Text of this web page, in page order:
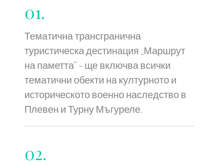
01.
Тематична трансгранична
туристическа дестинация „Маршрут
на паметта“ - ще включва всички
тематични обекти на културното и
историческото военно наследство в
Плевен и Турну Мъгуреле.
02.